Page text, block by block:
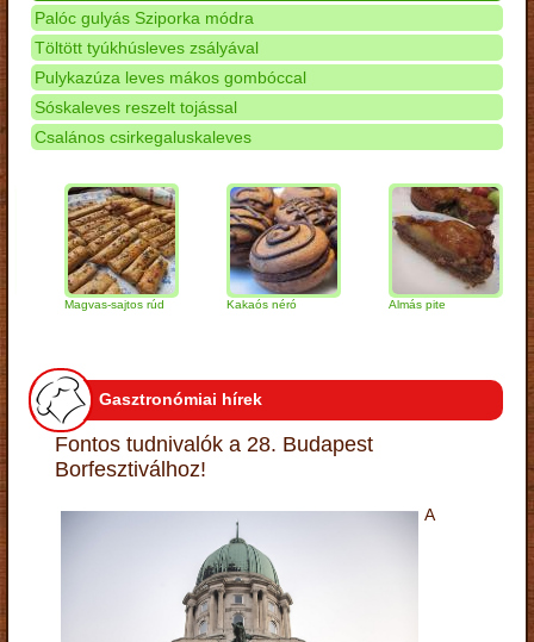
Palóc gulyás Sziporka módra
Töltött tyúkhúsleves zsályával
Pulykazúza leves mákos gombóccal
Sóskaleves reszelt tojással
Csalános csirkegaluskaleves
Magvas-sajtos rúd Kakaós néró Almás pite
Gasztronómiai hírek
Fontos tudnivalók a 28. Budapest
Borfesztiválhoz!
A